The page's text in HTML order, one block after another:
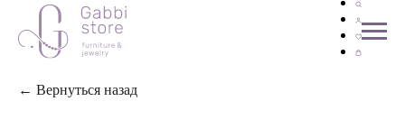
← Вернуться назад